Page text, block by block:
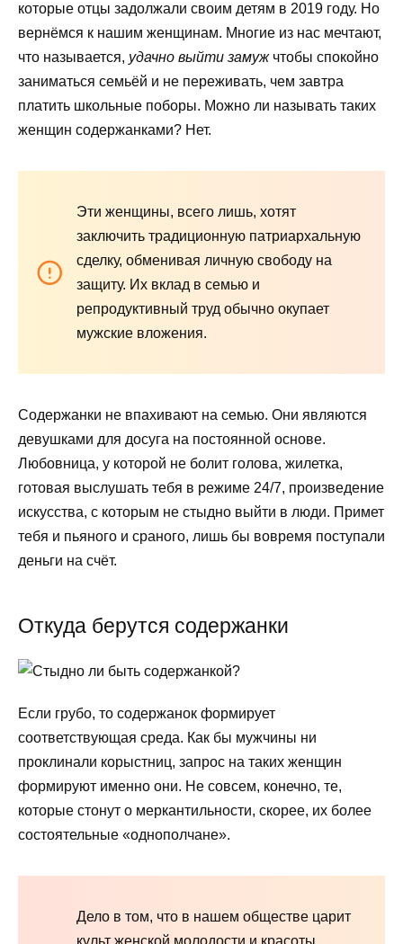
которые отцы задолжали своим детям в 2019 году. Но
вернёмся к нашим женщинам. Многие из нас мечтают,
что называется, удачно выйти замужчтобы спокойно
заниматься семьёй и не переживать, чем завтра
платить школьные поборы. Можно ли называть таких
женщин содержанками? Нет.
Эти женщины, всего лишь, хотят
заключить традиционную патриархальную
сделку, обменивая личную свободу на
защиту. Их вклад в семью и
репродуктивный труд обычно окупает
мужские вложения.
Содержанки не впахивают на семью. Они являются
девушками для досуга на постоянной основе.
Любовница, у которой не болит голова, жилетка,
готовая выслушать тебя в режиме 24/7, произведение
искусства, с которым не стыдно выйти в люди. Примет
тебя и пьяного и сраного, лишь бы вовремя поступали
деньги на счёт.
Откуда берутся содержанки
Если грубо, то содержанок формирует
соответствующая среда. Как бы мужчины ни
проклинали корыстниц, запрос на таких женщин
формируют именно они. Не совсем, конечно, те,
которые стонут о меркантильности, скорее, их более
состоятельные «однополчане».
Дело в том, что в нашем обществе царит
культ женской молодости и красоты